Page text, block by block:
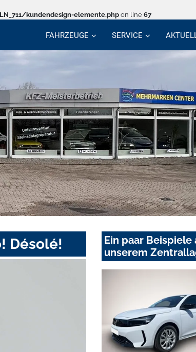
kundendesign-elemente.php on line 67
FAHRZEUGE SERVICE
Désolé!
Ein paar Beispiele
unserem